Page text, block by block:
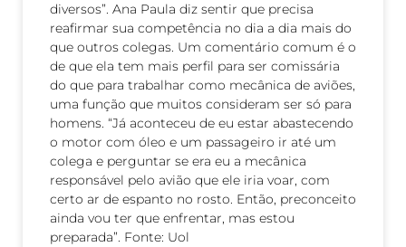
diversos”. Ana Paula diz sentir que precisa
reafirmar sua competência no dia a dia mais do
que outros colegas. Um comentário comum é o
de que ela tem mais perfil para ser comissária
do que para trabalhar como mecânica de aviões,
uma função que muitos consideram ser só para
homens. “Já aconteceu de eu estar abastecendo
o motor com óleo e um passageiro ir até um
colega e perguntar se era eu a mecânica
responsável pelo avião que ele iria voar, com
certo ar de espanto no rosto. Então, preconceito
ainda vou ter que enfrentar, mas estou
preparada”. Fonte: Uol